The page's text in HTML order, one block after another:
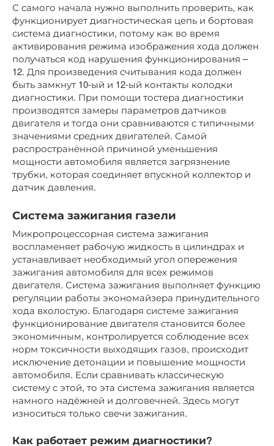
С самого начала нужно выполнить проверить, как
функционирует диагностическая цепь и бортовая
система диагностики, потому как во время
активирования режима изображения хода должен
получаться код нарушения функционирования –
12. Для произведения считывания кода должен
быть замкнут 10-ый и 12-ый контакты колодки
диагностики. При помощи тостера диагностики
производятся замеры параметров датчиков
двигателя и тогда они сравниваются с типичными
значениями средних двигателей. Самой
распространённой причиной уменьшения
мощности автомобиля является загрязнение
трубки, которая соединяет впускной коллектор и
датчик давления.
Система зажигания газели
Микропроцессорная система зажигания
воспламеняет рабочую жидкость в цилиндрах и
устанавливает необходимый угол опережения
зажигания автомобиля для всех режимов
двигателя. Система зажигания выполняет функцию
регуляции работы экономайзера принудительного
хода вхолостую. Благодаря системе зажигания
функционирование двигателя становится более
экономичным, контролируется соблюдение всех
норм токсичности выходящих газов, происходит
исключение детонации и повышение мощности
автомобиля. Если сравнивать классическую
систему с этой, то эта система зажигания является
намного надёжней и долговечней. Здесь могут
износиться только свечи зажигания.
Как работает режим диагностики?